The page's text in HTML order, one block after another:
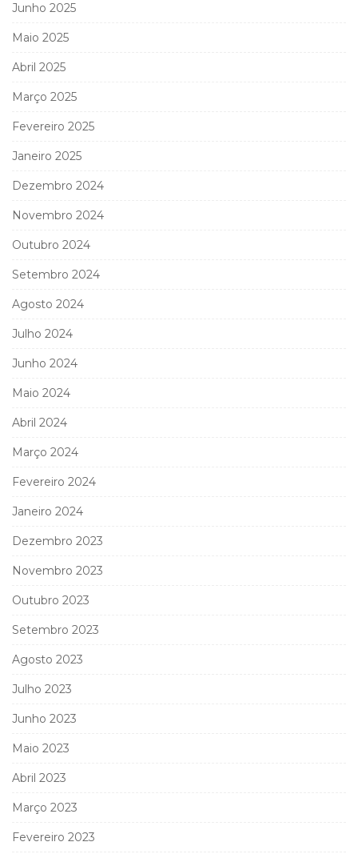
Junho 2025
Maio 2025
Abril 2025
Março 2025
Fevereiro 2025
Janeiro 2025
Dezembro 2024
Novembro 2024
Outubro 2024
Setembro 2024
Agosto 2024
Julho 2024
Junho 2024
Maio 2024
Abril 2024
Março 2024
Fevereiro 2024
Janeiro 2024
Dezembro 2023
Novembro 2023
Outubro 2023
Setembro 2023
Agosto 2023
Julho 2023
Junho 2023
Maio 2023
Abril 2023
Março 2023
Fevereiro 2023